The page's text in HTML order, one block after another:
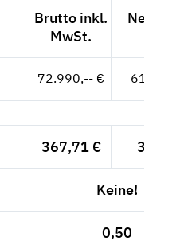
Brutto inkl.
MwSt.
Netto
72.990,-- €
367,71 €
Keine!
0,50